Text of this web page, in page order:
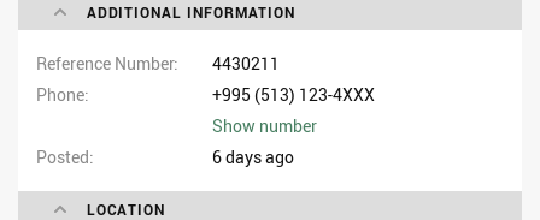
ADDITIONAL INFORMATION
Reference Number
4430211
Phone
+995 (513) 123-4XXX
Show number
Posted
6 days ago
LOCATION